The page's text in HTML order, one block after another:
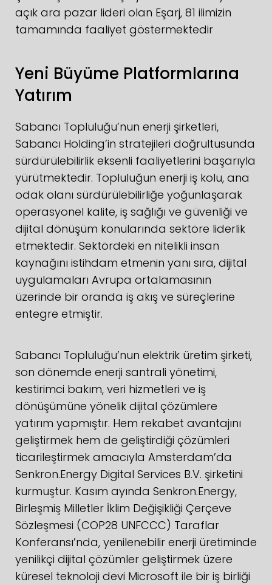
açık ara pazar lideri olan Eşarj, 81 ilimizin
tamamında faaliyet göstermektedir
Yeni Büyüme Platformlarına
Yatırım
Sabancı Topluluğu’nun enerji şirketleri,
Sabancı Holding’in stratejileri doğrultusunda
sürdürülebilirlik eksenli faaliyetlerini başarıyla
yürütmektedir. Topluluğun enerji iş kolu, ana
odak olanı sürdürülebilirliğe yoğunlaşarak
operasyonel kalite, iş sağlığı ve güvenliği ve
dijital dönüşüm konularında sektöre liderlik
etmektedir. Sektördeki en nitelikli insan
kaynağını istihdam etmenin yanı sıra, dijital
uygulamaları Avrupa ortalamasının
üzerinde bir oranda iş akış ve süreçlerine
entegre etmiştir.
Sabancı Topluluğu’nun elektrik üretim şirketi,
son dönemde enerji santrali yönetimi,
kestirimci bakım, veri hizmetleri ve iş
dönüşümüne yönelik dijital çözümlere
yatırım yapmıştır. Hem rekabet avantajını
geliştirmek hem de geliştirdiği çözümleri
ticarileştirmek amacıyla Amsterdam’da
Senkron.Energy Digital Services B.V. şirketini
kurmuştur. Kasım ayında Senkron.Energy,
Birleşmiş Milletler İklim Değişikliği Çerçeve
Sözleşmesi (COP28 UNFCCC) Taraflar
Konferansı’nda, yenilenebilir enerji üretiminde
yenilikçi dijital çözümler geliştirmek üzere
küresel teknoloji devi Microsoft ile bir iş birliği